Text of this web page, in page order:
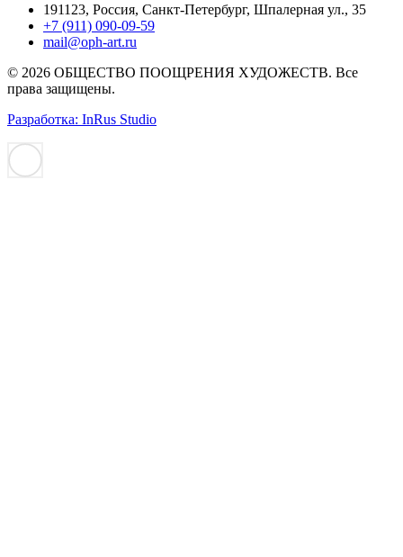
191123, Россия, Санкт-Петербург, Шпалерная ул., 35
+7 (911) 090-09-59
mail@oph-art.ru
© 2026 ОБЩЕСТВО ПООЩРЕНИЯ ХУДОЖЕСТВ. Все
права защищены.
Разработка: InRus Studio